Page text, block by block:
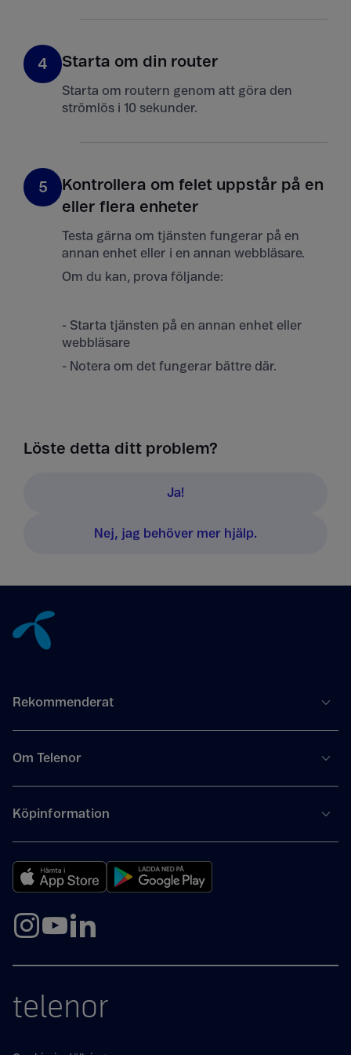
4 Starta om din router
Starta om routern genom att göra den
strömlös i 10 sekunder.
5
Kontrollera om felet uppstår på en
eller flera enheter
Testa gärna om tjänsten fungerar på en
annan enhet eller i en annan webbläsare.
Om du kan, prova följande:
- Starta tjänsten på en annan enhet eller
webbläsare
- Notera om det fungerar bättre där.
Löste detta ditt problem?
Ja!
Nej, jag behöver mer hjälp.
Rekommenderat
Om Telenor
Köpinformation
telenor